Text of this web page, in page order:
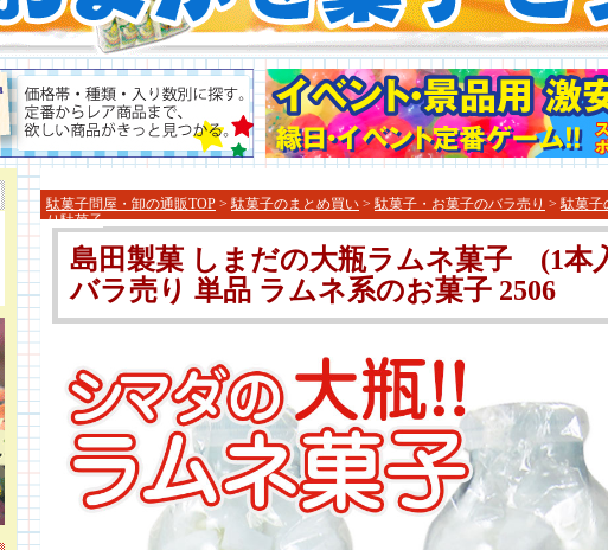
駄菓子問屋・卸の通販TOP >駄菓子のまとめ買い >駄菓子・お菓子のバラ売り >駄菓子
り駄菓子
島田製菓 しまだの大瓶ラムネ菓子 (1本
バラ売り 単品 ラムネ系のお菓子 2506